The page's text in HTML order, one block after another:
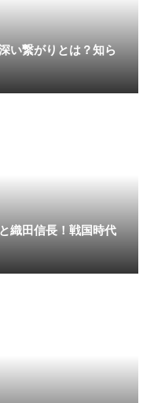
い繋がりとは？知ら
織田信長！戦国時代